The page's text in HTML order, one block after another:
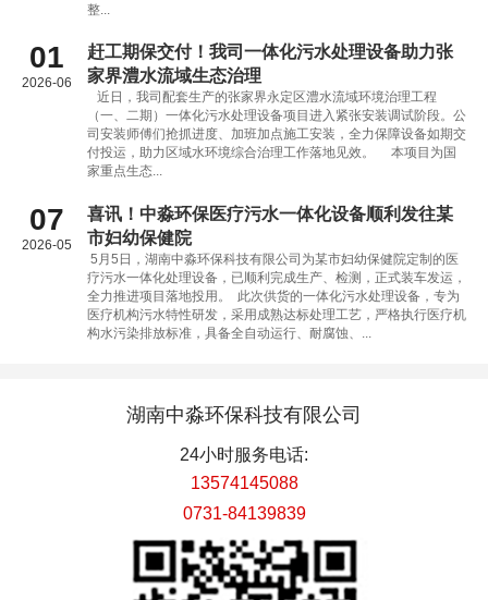
整...
01
2026-06
赶工期保交付！我司一体化污水处理设备助力张
家界澧水流域生态治理
近日，我司配套生产的张家界永定区澧水流域环境治理工程
（一、二期）一体化污水处理设备项目进入紧张安装调试阶段。公
司安装师傅们抢抓进度、加班加点施工安装，全力保障设备如期交
付投运，助力区域水环境综合治理工作落地见效。 本项目为国
家重点生态...
07
2026-05
喜讯！中淼环保医疗污水一体化设备顺利发往某
市妇幼保健院
5月5日，湖南中淼环保科技有限公司为某市妇幼保健院定制的医
疗污水一体化处理设备，已顺利完成生产、检测，正式装车发运，
全力推进项目落地投用。 此次供货的一体化污水处理设备，专为
医疗机构污水特性研发，采用成熟达标处理工艺，严格执行医疗机
构水污染排放标准，具备全自动运行、耐腐蚀、...
湖南中淼环保科技有限公司
24小时服务电话:
13574145088
0731-84139839